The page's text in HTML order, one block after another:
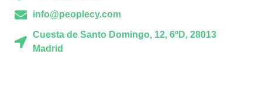
info@peoplecy.com
Cuesta de Santo Domingo, 12, 6ºD, 28013
Madrid